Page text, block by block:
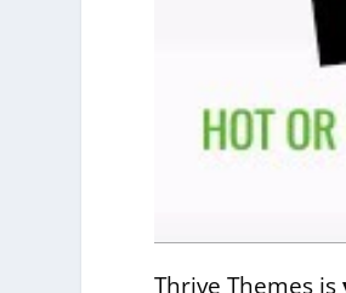
Thrive Themes is